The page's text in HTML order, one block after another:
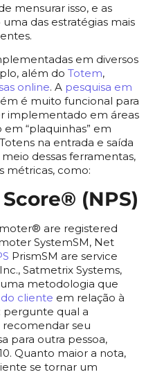
mensurar isso, e as
uma das estratégias mais
em diversos
além do Totem,
online. A pesquisa em
é muito funcional para
implementado em áreas
“plaquinhas” em
na entrada e saída
dessas ferramentas,
métricas, como:
(NPS)
are registered
SystemSM, Net
PrismSM are service
Satmetrix Systems,
metodologia que
do cliente em relação à
pergunte qual a
seu
para outra pessoa,
Quanto maior a nota,
se tornar um